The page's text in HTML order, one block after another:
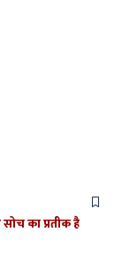
का प्रतीक है